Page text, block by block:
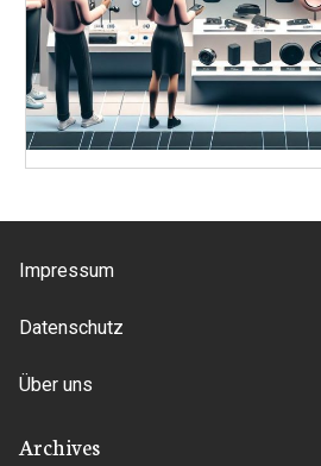
Impressum
Datenschutz
Über uns
Archives